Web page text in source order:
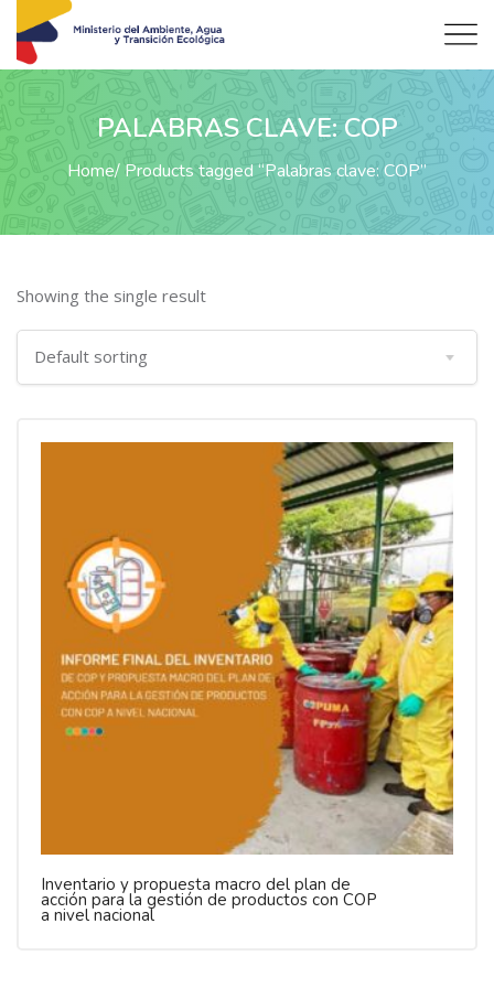
PALABRAS CLAVE: COP
Home Products tagged “Palabras clave: COP”
Showing the single result
Inventario y propuesta macro del plan de
acción para la gestión de productos con COP
a nivel nacional